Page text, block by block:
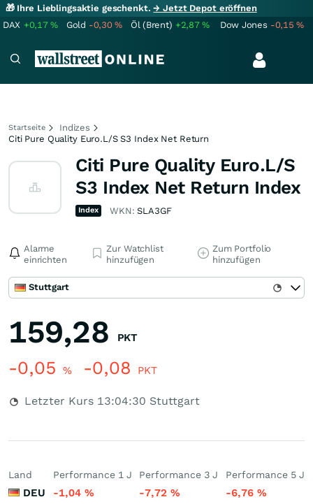
🎁 Ihre Lieblingsaktie geschenkt.→ Jetzt Depot eröffnen
DAX +0,17% Gold -0,30% Öl (Brent) +2,87% Dow Jones -0,15%
Startseite
Indizes
Citi Pure Quality Euro.L/S S3 Index Net Return
Citi Pure Quality Euro.L/S
S3 Index Net Return Index
Index WKN:SLA3GF
Alarme
einrichten
Zur Watchlist
hinzufügen
Zum Portfolio
hinzufügen
Stuttgart
159,28 PKT
-0,05 % -0,08 PKT
Letzter Kurs 13:04:30 Stuttgart
Land
DEU
Performance 1 J
-1,04 %
Performance 3 J
-7,72%
Performance 5 J
-6,76 %